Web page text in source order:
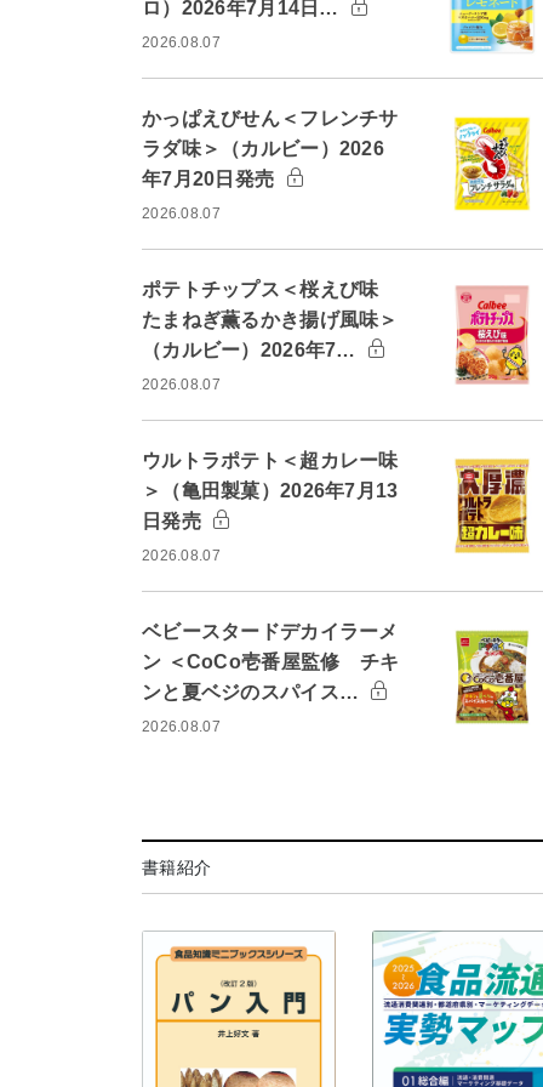
ロ）2026年7月14日…
2026.08.07
かっぱえびせん＜フレンチサ
ラダ味＞（カルビー）2026
年7月20日発売
2026.08.07
ポテトチップス＜桜えび味
たまねぎ薫るかき揚げ風味＞
（カルビー）2026年7…
2026.08.07
ウルトラポテト＜超カレー味
＞（亀田製菓）2026年7月13
日発売
2026.08.07
ベビースタードデカイラーメ
ン ＜CoCo壱番屋監修 チキ
ンと夏ベジのスパイス…
2026.08.07
書籍紹介